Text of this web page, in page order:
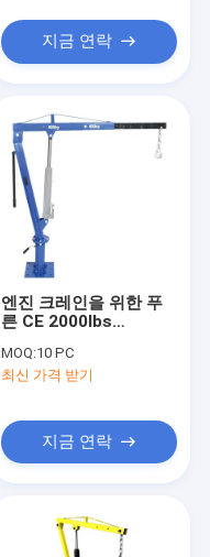
지금 연락
엔진 크레인을 위한 푸
른 CE 2000lbs
MOQ:10 PC
최신 가격 받기
지금 연락